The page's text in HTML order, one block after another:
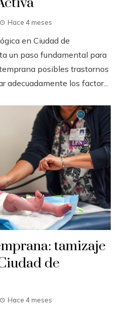
Hace 4 meses
en Ciudad de
un paso fundamental para
posibles trastornos
adecuadamente los factor...
tamizaje
de
Hace 4 meses